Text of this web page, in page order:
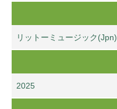
リットーミュージック(Jpn)
2025